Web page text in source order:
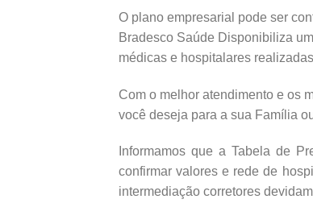
O plano empresarial pode ser
Bradesco Saúde Disponibiliza
médicas e hospitalares
Com o melhor atendimento e os
você deseja para a sua Família
Informamos que a Tabela de
confirmar valores e rede de
intermediação corretores